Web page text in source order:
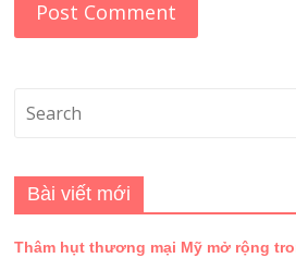
Bài viết mới
Thâm hụt thương mại Mỹ mở rộng